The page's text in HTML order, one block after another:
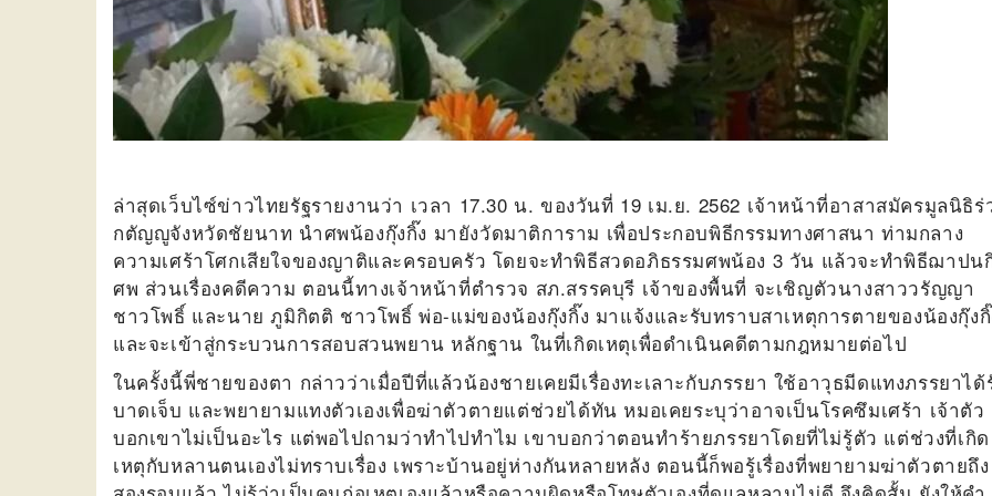
ล่าสุดเว็บไซ์ข่าวไทยรัฐรายงานว่า เวลา 17.30 น. ของวันที่ 19 เม.ย. 2562 เจ้าหน้าที่อาสาสมัครมูลนิธิร่
กตัญญูจังหวัดชัยนาท นำศพน้องกุ๊งกิ๊ง มายังวัดมาติการาม เพื่อประกอบพิธีกรรมทางศาสนา ท่ามกลาง
ความเศร้าโศกเสียใจของญาติและครอบครัว โดยจะทำพิธีสวดอภิธรรมศพน้อง 3 วัน แล้วจะทำพิธีฌาปน
ศพ ส่วนเรื่องคดีความ ตอนนี้ทางเจ้าหน้าที่ตำรวจ สภ.สรรคบุรี เจ้าของพื้นที่ จะเชิญตัวนางสาววรัญญา
ชาวโพธิ์ และนาย ภูมิกิตติ ชาวโพธิ์ พ่อ-แม่ของน้องกุ๊งกิ๊ง มาแจ้งและรับทราบสาเหตุการตายของน้องกุ๊งกิ๊
และจะเข้าสู่กระบวนการสอบสวนพยาน หลักฐาน ในที่เกิดเหตุเพื่อดำเนินคดีตามกฎหมายต่อไป
ในครั้งนี้พี่ชายของตา กล่าวว่าเมื่อปีที่แล้วน้องชายเคยมีเรื่องทะเลาะกับภรรยา ใช้อาวุธมีดแทงภรรยาได้
บาดเจ็บ และพยายามแทงตัวเองเพื่อฆ่าตัวตายแต่ช่วยได้ทัน หมอเคยระบุว่าอาจเป็นโรคซึมเศร้า เจ้าตัว
บอกเขาไม่เป็นอะไร แต่พอไปถามว่าทำไปทำไม เขาบอกว่าตอนทำร้ายภรรยาโดยที่ไม่รู้ตัว แต่ช่วงที่เกิด
เหตุกับหลานตนเองไม่ทราบเรื่อง เพราะบ้านอยู่ห่างกันหลายหลัง ตอนนี้ก็พอรู้เรื่องที่พยายามฆ่าตัวตายถึง